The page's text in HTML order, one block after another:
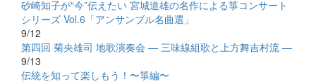
砂崎知子が“今”伝えたい 宮城道雄の名作による箏コンサート
シリーズ Vol.6「アンサンブル名曲選」
9/12
第四回 菊央雄司 地歌演奏会 — 三味線組歌と上方舞吉村流 —
9/13
伝統を知って楽しもう！〜箏編〜